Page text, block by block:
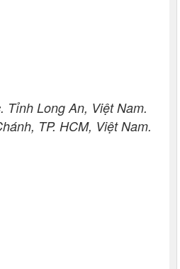
Long An, Việt Nam.
TP. HCM, Việt Nam.